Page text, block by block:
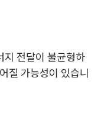
지 전달이 불균형하
질 가능성이 있습니